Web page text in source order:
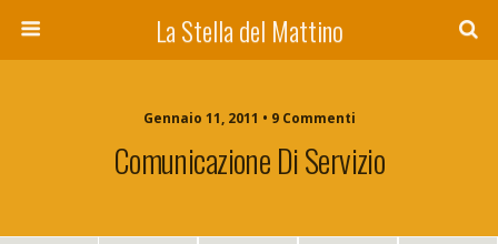
La Stella del Mattino
Gennaio 11, 2011 • 9 Commenti
Comunicazione Di Servizio